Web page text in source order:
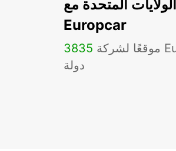
المتحدة مع
Europcar
3835
دولة